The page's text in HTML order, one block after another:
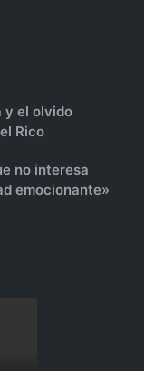
y el olvido
Rico
no interesa
emocionante»